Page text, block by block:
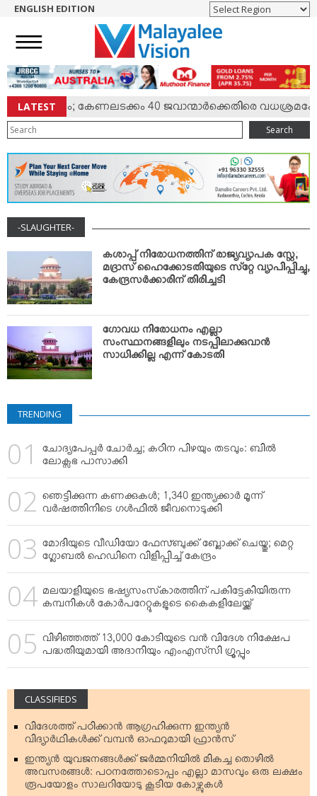
NEWS
ENGLISH
NRI
ENTERTAINMENT
MV SPECIAL
SPORTS
LIFESTYLE
TECH & AUTO
SOCIAL SPHERE
EDITORIAL
ARTS & LITERATURE
MAGAZINE
VIDEOS
YOUR SAY
COOKERY
TOURS & TRAVEL
CLASSIFIEDS
OBITUARY
ENGLISH EDITION
LATEST കേണലടക്കം 40 ജവാന്മാര്‍ക്കെതിരെ
Search
-SLAUGHTER-
കശാപ്പ് നിരോധനത്തിന് രാജ്യവ്യാപക സ്റ്റേ;
മദ്രാസ് ഹൈക്കോടതിയുടെ സ്‌റ്റേ വ്യാപിപ്പിച്ചു,
കേന്ദ്രസര്‍ക്കാരിന് തിരിച്ചടി
ഗോവധ നിരോധനം എല്ലാ
സംസ്ഥാനങ്ങളിലും നടപ്പിലാക്കുവാന്‍
സാധിക്കില്ല എന്ന് കോടതി
TRENDING
ചോദ്യപേപ്പര്‍ ചോര്‍ച്ച; കഠിന പിഴയും തടവും: ബില്‍
ലോക്സഭ പാസാക്കി
ഞെട്ടിക്കുന്ന കണക്കുകള്‍; 1,340 ഇന്ത്യക്കാര്‍ മൂന്ന്
വര്‍ഷത്തിനിടെ ഗള്‍ഫില്‍ ജീവനൊടുക്കി
മോദിയുടെ വീഡിയോ ഫേസ്ബുക്ക് ബ്ലോക്ക് ചെയ്തു; മെറ്റ
ഗ്ലോബല്‍ ഹെഡിനെ വിളിപ്പിച്ച് കേന്ദ്രം
മലയാളിയുടെ ഭഷ്യസംസ്‌കാരത്തിന് പകിട്ടേകിയിരുന്ന
കമ്പനികള്‍ കോര്‍പറേറ്റുകളുടെ കൈകളിലേയ്ക്ക്
വിഴിഞ്ഞത്ത് 13,000 കോടിയുടെ വന്‍ വിദേശ നിക്ഷേപ
പദ്ധതിയുമായി അദാനിയും എംഎസ്‌സി ഗ്രൂപ്പും
CLASSIFIEDS
വിദേശത്ത് പഠിക്കാന്‍ ആഗ്രഹിക്കുന്ന ഇന്ത്യന്‍
വിദ്യാര്‍ഥികള്‍ക്ക് വമ്പന്‍ ഓഫറുമായി ഫ്രാന്‍സ്
ഇന്ത്യന്‍ യുവജനങ്ങള്‍ക്ക് ജര്‍മ്മനിയില്‍ മികച്ച തൊഴില്‍
അവസരങ്ങള്‍: പഠനത്തോടൊപ്പം എല്ലാ മാസവും ഒരു ലക്ഷം
രൂപയോളം സാലറിയോടു കൂടിയ കോഴ്സുകള്‍